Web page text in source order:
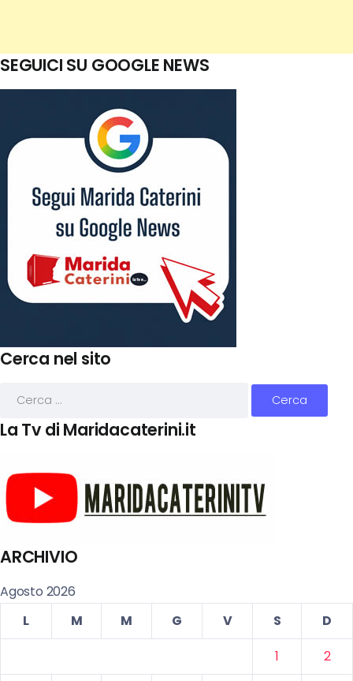
SEGUICI SU GOOGLE NEWS
Cerca nel sito
La Tv di Maridacaterini.it
ARCHIVIO
Agosto 2026
L
M M G V S
D
1
2